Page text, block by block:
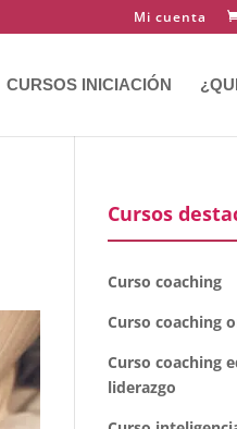
Mi cuenta
CURSOS INICIACIÓN
Cursos
Curso coaching
Curso coaching
Curso coaching
liderazgo